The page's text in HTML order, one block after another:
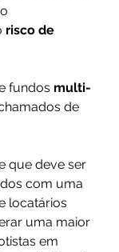
risco de
fundos multi-
de
que deve ser
com uma
locatários
uma maior
em